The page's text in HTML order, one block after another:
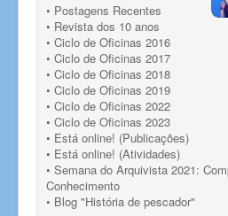
• Postagens Recentes
• Revista dos 10 anos
• Ciclo de Oficinas 2016
• Ciclo de Oficinas 2017
• Ciclo de Oficinas 2018
• Ciclo de Oficinas 2019
• Ciclo de Oficinas 2022
• Ciclo de Oficinas 2023
• Está online! (Publicações)
• Está online! (Atividades)
• Semana do Arquivista 2021:
Conhecimento
• Blog "História de pescador"